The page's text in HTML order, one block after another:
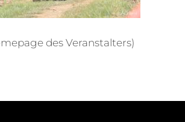
des Veranstalters)